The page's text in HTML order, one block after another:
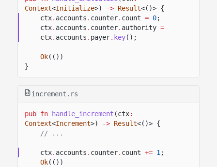
Context<Initialize>) -> Result<()> {
ctx. accounts . counter. count = 0;
ctx. accounts . counter. authority =
ctx. accounts . payer. key();
Ok(())
}
increment.rs
pub fn handle_increment (ctx:
Context<Increment>) -> Result<()> {
// ...
ctx. accounts . counter. count += 1 ;
Ok(())